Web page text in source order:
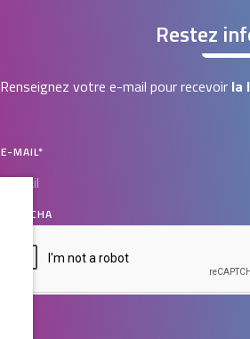
Restez
Renseignez votre e-mail pour recevoir la
E-MAIL*
CAPTCHA